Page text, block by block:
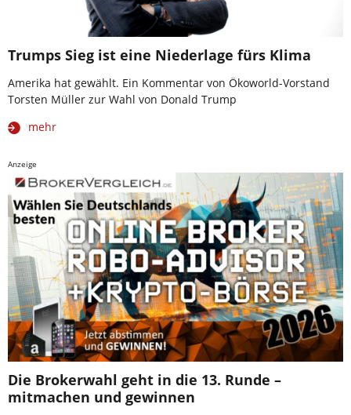
Trumps Sieg ist eine Niederlage fürs Klima
Amerika hat gewählt. Ein Kommentar von Ökoworld-Vorstand
Torsten Müller zur Wahl von Donald Trump
mehr
Anzeige
Die Brokerwahl geht in die 13. Runde –
mitmachen und gewinnen